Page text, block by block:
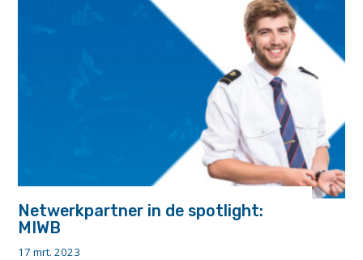
Netwerkpartner in de spotlight:
MIWB
17 mrt. 2023